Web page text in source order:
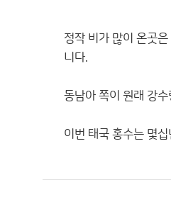
정작 비가 많이 온곳
니다.
동남아 쪽이 원래 강
이번 태국 홍수는 몇